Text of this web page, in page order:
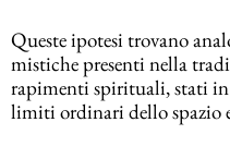
Queste ipotesi trovano
mistiche presenti nella
rapimenti spirituali, stati in
limiti ordinari dello spazio